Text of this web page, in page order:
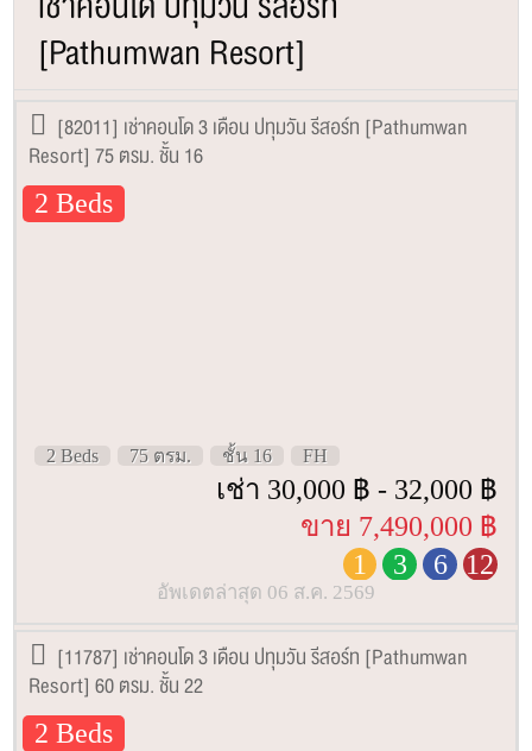
[Pathumwan Resort]
[82011] เช่าคอนโด 3 เดือน ปทุมวัน รีสอร์ท [Pathumwan
Resort] 75 ตรม. ชั้น 16
2 Beds
2 Beds 75 ตรม. ชั้น 16 FH
เช่า 30,000 ฿ - 32,000 ฿
ขาย 7,490,000 ฿
1
3 6 12
อัพเดตล่าสุด 06 ส.ค. 2569
[11787] เช่าคอนโด 3 เดือน ปทุมวัน รีสอร์ท [Pathumwan
Resort] 60 ตรม. ชั้น 22
2 Beds